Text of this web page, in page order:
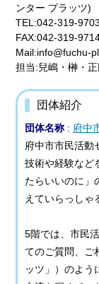
ンター プラッツ)
TEL:042-319-9703
FAX:042-319-
Mail:info@fuchu-
担当:兒嶋・榊・
団体紹介
団体名称 : 府中
府中市市民活動
技術や経験など
たらいいのに」
えていらっしゃ
5階では、市民
てのご質問、ご
ッツ」）のよう